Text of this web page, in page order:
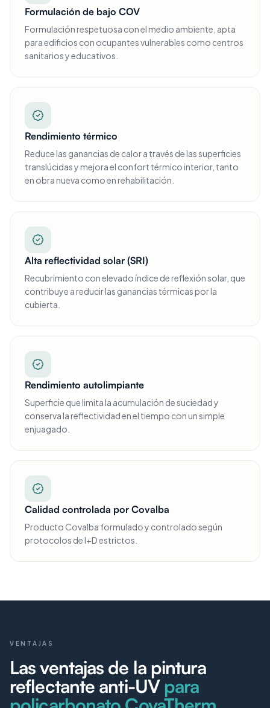
Formulación de bajo COV
Formulación respetuosa con el medio ambiente, apta
para edificios con ocupantes vulnerables como centros
sanitarios y educativos.
Rendimiento térmico
Reduce las ganancias de calor a través de las superficies
translúcidas y mejora el confort térmico interior, tanto
en obra nueva como en rehabilitación.
Alta reflectividad solar (SRI)
Recubrimiento con elevado índice de reflexión solar, que
contribuye a reducir las ganancias térmicas por la
cubierta.
Rendimiento autolimpiante
Superficie que limita la acumulación de suciedad y
conserva la reflectividad en el tiempo con un simple
enjuagado.
Calidad controlada por Covalba
Producto Covalba formulado y controlado según
protocolos de I+D estrictos.
VENTAJAS
Las ventajas de la pintura
reflectante anti-UV para